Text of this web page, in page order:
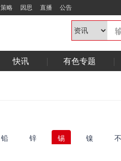
策略 因思 直播 公告
快讯 有色专题
铅 锌 锡 镍